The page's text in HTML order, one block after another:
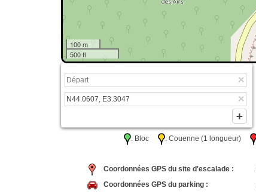
100 m
500 ft
: Bloc : Couenne (1 longueur)
Coordonnées GPS du site d'escalade :
Coordonnées GPS du parking :